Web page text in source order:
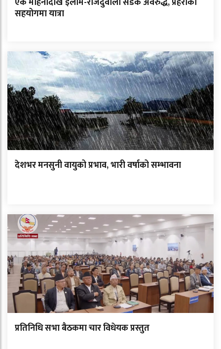
सहयोगमा यात्रा
देशभर मनसुनी वायुको प्रभाव, भारी वर्षाको सम्भावना
प्रतिनिधि सभा बैठकमा चार विधेयक प्रस्तुत